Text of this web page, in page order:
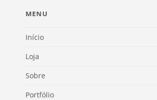
MENU
Início
Loja
Sobre
Portfólio